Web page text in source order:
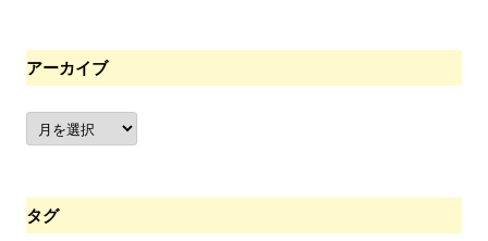
アーカイブ
ア
ー
ブ
タグ